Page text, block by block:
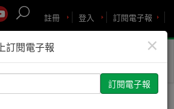
訂閱電子報
登入
註冊
Toggle
×
訂閱電子報